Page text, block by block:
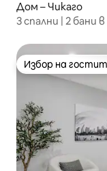
Дом – Чикаго
3 спални | 2 бани
Избор на
Избор на